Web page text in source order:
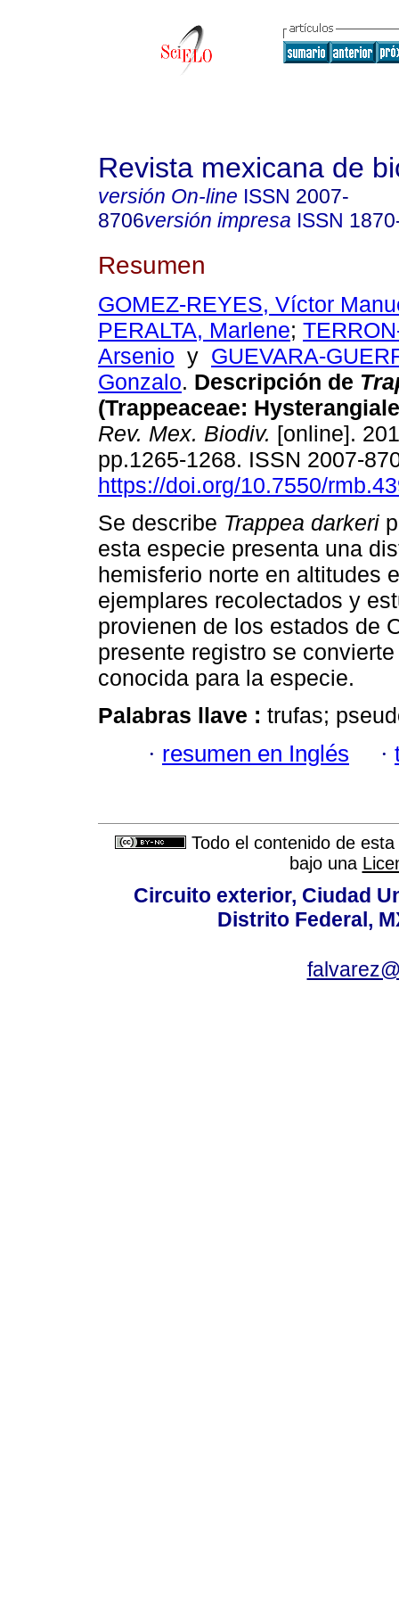
Revista mexicana de
versión On-line ISSN 2007-
8706versión impresa ISSN
Resumen
GOMEZ-REYES, Víctor
PERALTA, Marlene;
Arsenio y GUEVARA-
Gonzalo. Descripción de
(Trappeaceae:
Rev. Mex. Biodiv. [online].
pp.1265-1268. ISSN 2007-
https://doi.org/10.7550/
Se describe Trappea darkeri
esta especie presenta una
hemisferio norte en altitudes
ejemplares recolectados y
provienen de los estados de
presente registro se
conocida para la especie.
Palabras llave : trufas;
· resumen en Inglés ·
Todo el contenido de
bajo una
Circuito exterior, Ciudad
Distrito Federal,